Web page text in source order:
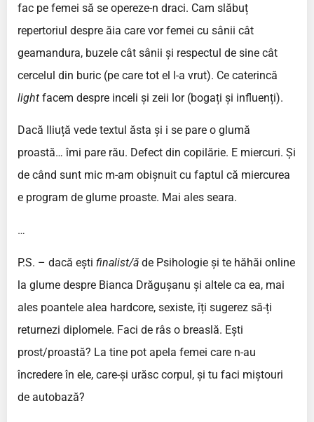
fac pe femei să se opereze-n draci. Cam slăbuț
repertoriul despre ăia care vor femei cu sânii cât
geamandura, buzele cât sânii și respectul de sine cât
cercelul din buric (pe care tot el l-a vrut). Ce caterincă
light facem despre inceli și zeii lor (bogați și influenți).
Dacă Iliuță vede textul ăsta și i se pare o glumă
proastă… îmi pare rău. Defect din copilărie. E miercuri. Și
de când sunt mic m-am obișnuit cu faptul că miercurea
e program de glume proaste. Mai ales seara.
…
P.S. – dacă ești finalist/ă de Psihologie și te hăhăi online
la glume despre Bianca Drăgușanu și altele ca ea, mai
ales poantele alea hardcore, sexiste, îți sugerez să-ți
returnezi diplomele. Faci de râs o breaslă. Ești
prost/proastă? La tine pot apela femei care n-au
încredere în ele, care-și urăsc corpul, și tu faci miștouri
de autobază?